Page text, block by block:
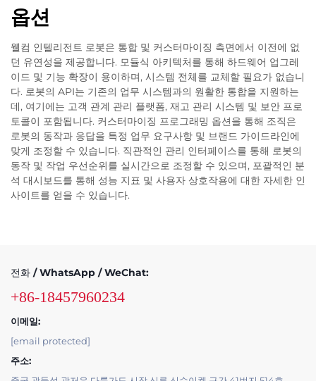
옵션
웰컴 인텔리전트 로봇은 통합 및 커스터마이징 측면에서 이전에 없
던 유연성을 제공합니다. 모듈식 아키텍처를 통해 하드웨어 업그레
이드 및 기능 확장이 용이하며, 시스템 전체를 교체할 필요가 없습니
다. 로봇의 API는 기존의 업무 시스템과의 원활한 통합을 지원하는
데, 여기에는 고객 관계 관리 플랫폼, 재고 관리 시스템 및 보안 프로
토콜이 포함됩니다. 커스터마이징 프로그래밍 옵션을 통해 조직은
로봇의 동작과 응답을 특정 업무 요구사항 및 브랜드 가이드라인에
맞게 조정할 수 있습니다. 직관적인 관리 인터페이스를 통해 로봇의
동작 및 작업 우선순위를 실시간으로 조정할 수 있으며, 포괄적인 분
석 대시보드를 통해 성능 지표 및 사용자 상호작용에 대한 자세한 인
사이트를 얻을 수 있습니다.
전화 / WhatsApp / WeChat:
+86-18457960234
이메일:
[email protected]
주소: